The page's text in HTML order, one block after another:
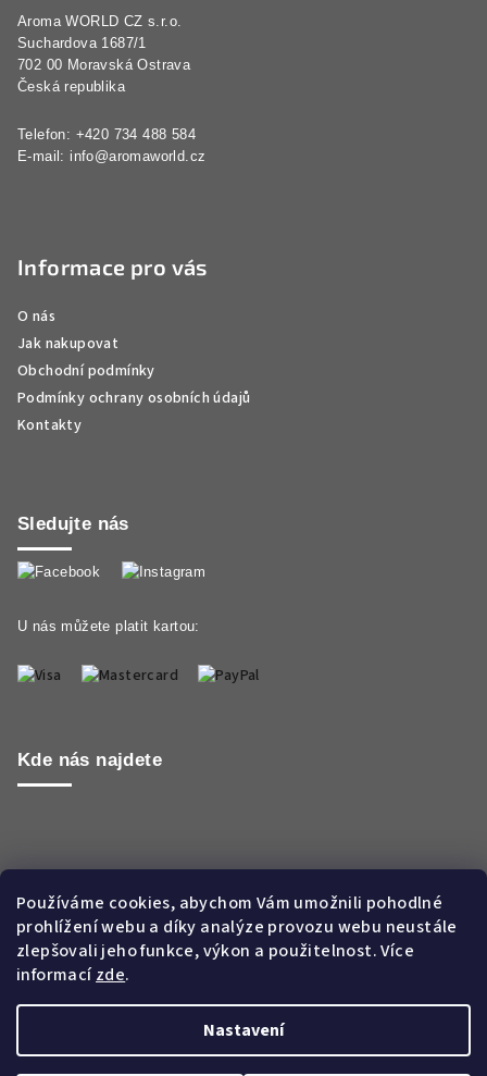
Používáme cookies, abychom Vám umožnili pohodlné
prohlížení webu a díky analýze provozu webu neustále
zlepšovali jeho funkce, výkon a použitelnost. Více
informacízde.
Nastavení
Aroma WORLD CZ s.r.o.
Suchardova 1687/1
702 00 Moravská Ostrava
Česká republika
Telefon: +420 734 488 584
E-mail: info@aromaworld.cz
Informace pro vás
O nás
Jak nakupovat
Obchodní podmínky
Podmínky ochrany osobních údajů
Kontakty
Sledujte nás
U nás můžete platit kartou:
Kde nás najdete